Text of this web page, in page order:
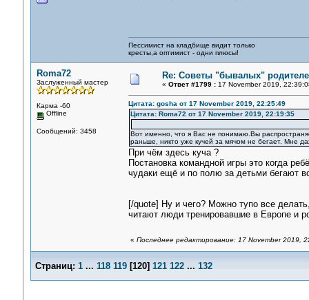
Пессимист на кладбище видит только
кресты,а оптимист - одни плюсы!
Roma72
Заслуженный мастер
Карма -60
Offline
Сообщений: 3458
Re: Советы "бывалых"
« Ответ #1799 :17 November 2019,
Цитата: gosha от 17 November 2019, 22:25:49
Цитата: Roma72 от 17 November 2019, 22:19:35
Вот именно, что я Вас не понимаю.Вы
раньше, никто уже кучей за мячом не бегает. Мне
При чём здесь куча ?
Постановка командной игры это когда
чудаки ещё и по полю за детьми бегают
[/quote] Ну и чего? Можно тупо все
читают люди тренировавшие в Европе и
« Последнее редактирование: 17 November 2019,
Страниц: 1 ... 118 119[120] 121 122 ... 132